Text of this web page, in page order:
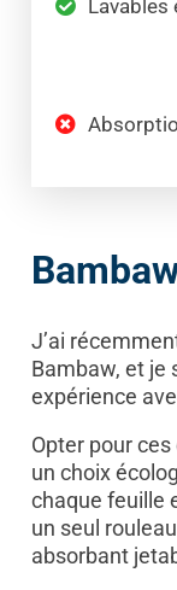
Lavables
J’ai
Bambaw, et je
expérience
Opter pour
un choix
chaque feuille
un seul
absorbant